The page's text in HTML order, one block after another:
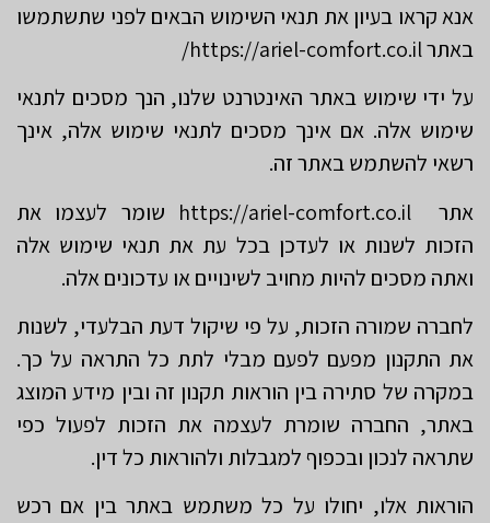
אנא קראו בעיון את תנאי השימוש הבאים לפני שתשתמשו
באתר https://ariel-comfort.co.il/
על ידי שימוש באתר האינטרנט שלנו, הנך מסכים לתנאי
שימוש אלה. אם אינך מסכים לתנאי שימוש אלה, אינך
רשאי להשתמש באתר זה.
אתר https://ariel-comfort.co.il שומר לעצמו את
הזכות לשנות או לעדכן בכל עת את תנאי שימוש אלה
ואתה מסכים להיות מחויב לשינויים או עדכונים אלה.
לחברה שמורה הזכות, על פי שיקול דעת הבלעדי, לשנות
את התקנון מפעם לפעם מבלי לתת כל התראה על כך.
במקרה של סתירה בין הוראות תקנון זה ובין מידע המוצג
באתר, החברה שומרת לעצמה את הזכות לפעול כפי
שתראה לנכון ובכפוף למגבלות ולהוראות כל דין.
הוראות אלו, יחולו על כל משתמש באתר בין אם רכש